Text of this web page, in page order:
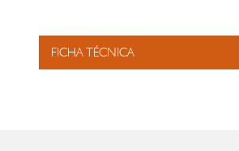
FICHA TÉCNICA